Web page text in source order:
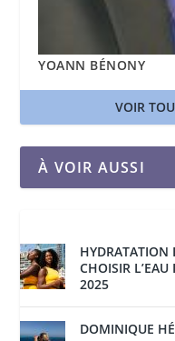
YOANN BÉNONY
VOIR
À VOIR AUSSI
HYDRATATION
CHOISIR
2025
DOMINIQUE